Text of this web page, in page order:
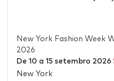
New York Fashion Week
2026
De 10 a 15 setembro 2026
New York